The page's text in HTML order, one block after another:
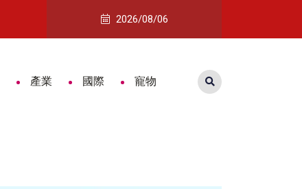
奪全國技能競賽獎牌 嘉義推健康餐食地圖 95家認證店家陪
2026/08/06
產業 國際 寵物